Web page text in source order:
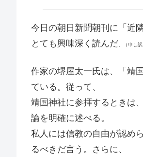
今日の朝日新聞朝刊に「近
とても興味深く読んだ 。（申し
作家の堺屋太一氏は、「靖
ている。従って、
靖国神社に参拝するときは
論を明確に述べる。
私人には信教の自由が認め
るべきだ言う。さらに、